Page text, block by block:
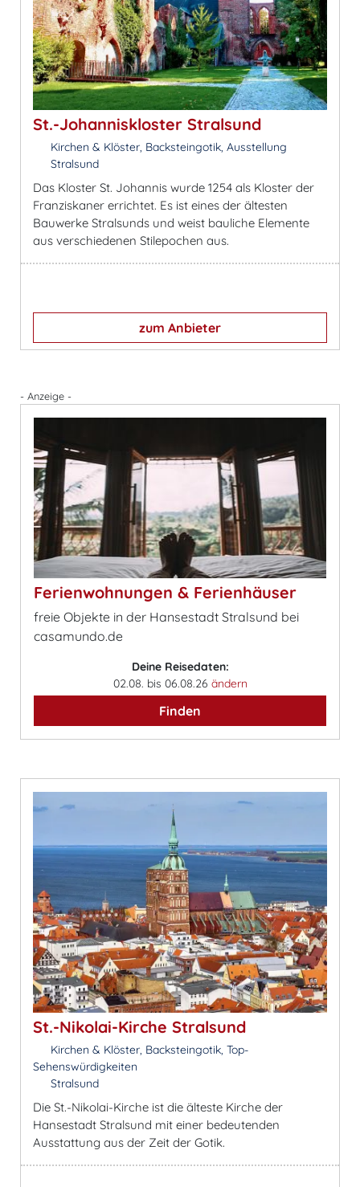
St.-Johanniskloster Stralsund
Kirchen & Klöster, Backsteingotik, Ausstellung
Stralsund
Das Kloster St. Johannis wurde 1254 als Kloster der
Franziskaner errichtet. Es ist eines der ältesten
Bauwerke Stralsunds und weist bauliche Elemente
aus verschiedenen Stilepochen aus.
zum Anbieter
- Anzeige -
Ferienwohnungen & Ferienhäuser
freie Objekte in der Hansestadt Stralsund bei
casamundo.de
Deine Reisedaten:
02.08. bis 06.08.26 ändern
Finden
St.-Nikolai-Kirche Stralsund
Kirchen & Klöster, Backsteingotik, Top-
Sehenswürdigkeiten
Stralsund
Die St.-Nikolai-Kirche ist die älteste Kirche der
Hansestadt Stralsund mit einer bedeutenden
Ausstattung aus der Zeit der Gotik.